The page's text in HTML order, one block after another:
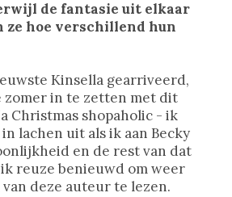
de fantasie uit elkaar
ze hoe verschillend hun
Kinsella gearriveerd,
zomer in te zetten met dit
Christmas shopaholic - ik
lachen uit als ik aan Becky
en de rest van dat
reuze benieuwd om weer
deze auteur te lezen.